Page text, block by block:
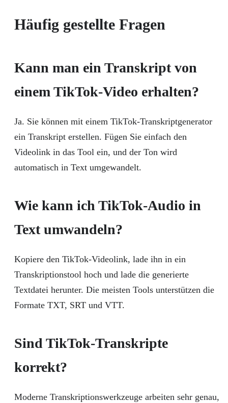
Häufig gestellte Fragen
Kann man ein Transkript von
einem TikTok-Video erhalten?
Ja. Sie können mit einem TikTok-Transkriptgenerator
ein Transkript erstellen. Fügen Sie einfach den
Videolink in das Tool ein, und der Ton wird
automatisch in Text umgewandelt.
Wie kann ich TikTok-Audio in
Text umwandeln?
Kopiere den TikTok-Videolink, lade ihn in ein
Transkriptionstool hoch und lade die generierte
Textdatei herunter. Die meisten Tools unterstützen die
Formate TXT, SRT und VTT.
Sind TikTok-Transkripte
korrekt?
Moderne Transkriptionswerkzeuge arbeiten sehr genau,